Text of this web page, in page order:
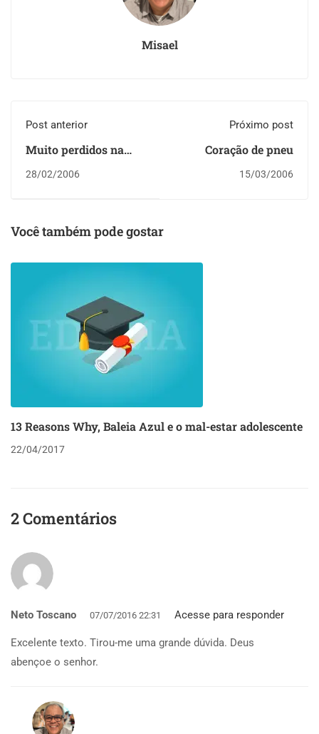
Misael
Post anterior
Muito perdidos na
Brockeback
28/02/2006
Próximo post
Coração de pneu
15/03/2006
Você também pode gostar
13 Reasons Why, Baleia Azul e o mal-estar adolescente
22/04/2017
2 Comentários
Neto Toscano 07/07/2016 22:31 Acesse para responder
Excelente texto. Tirou-me uma grande dúvida. Deus
abençoe o senhor.